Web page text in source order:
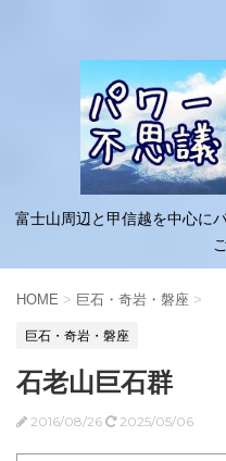
富士山周辺と甲信越を中心に
HOME > 巨石・奇岩・磐座 >
巨石・奇岩・磐座
石老山巨石群
2016/08/26 2025/05/06